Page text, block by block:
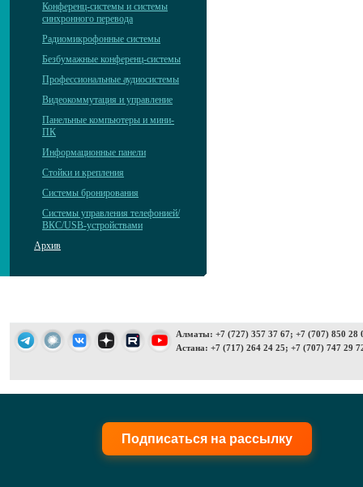
Конференц-системы и системы
синхронного перевода
Радиомикрофонные системы
Безбумажные конференц-системы
Профессиональные аудиосистемы
Видеокоммутация и управление
Панельные компьютеры и мини-
ПК
Информационные панели
Стойки и крепления
Системы бронирования
Системы управления телефонией/
ВКС/USB-устройствами
Архив
Алматы: +7 (727) 357 37 67; +7 (707) 850 28
Астана: +7 (717) 264 24 25; +7 (707) 747 29
Подписаться на рассылку